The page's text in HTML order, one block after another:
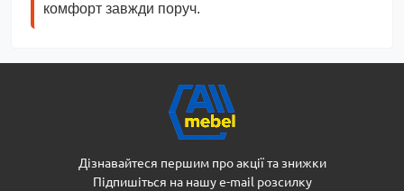
комфорт завжди поруч.
Дізнавайтеся першим про акції та знижки
Підпишіться на нашу e-mail розсилку